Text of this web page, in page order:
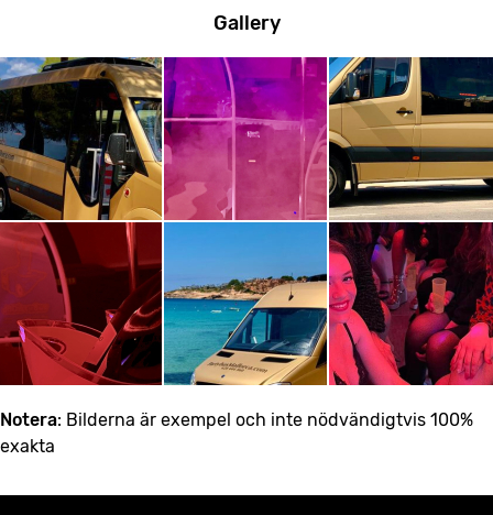
Gallery
Notera: Bilderna är exempel och inte nödvändigtvis 100%
exakta